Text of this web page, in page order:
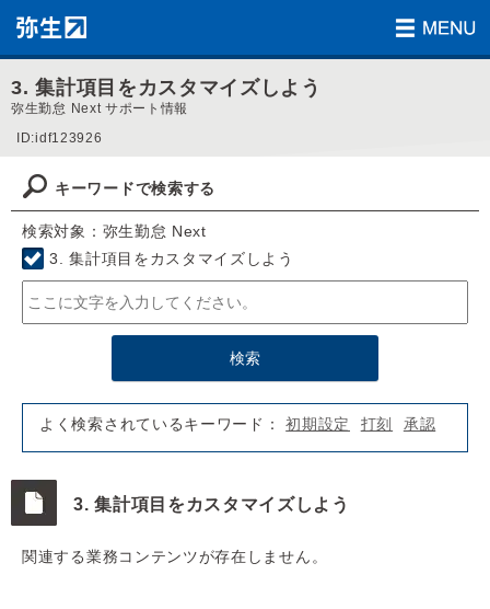
3. 集計項目をカスタマイズしよう
弥生勤怠 Next サポート情報
ID:idf123926
キーワードで検索する
検索対象：弥生勤怠 Next
3. 集計項目をカスタマイズしよう
よく検索されているキーワード：初期設定 打刻 承認
3. 集計項目をカスタマイズしよう
関連する業務コンテンツが存在しません。